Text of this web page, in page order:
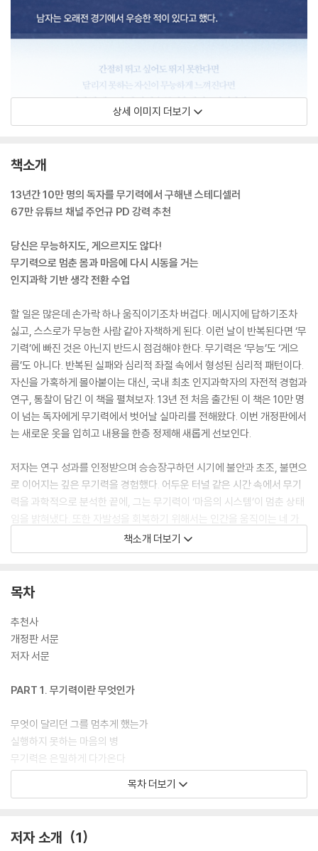
상세 이미지 더보기
책소개
13년간 10만 명의 독자를 무기력에서 구해낸 스테디셀러
67만 유튜브 채널 주언규 PD 강력 추천
당신은 무능하지도, 게으르지도 않다!
무기력으로 멈춘 몸과 마음에 다시 시동을 거는
인지과학 기반 생각 전환 수업
할 일은 많은데 손가락 하나 움직이기조차 버겁다. 메시지에 답하기조차
싫고, 스스로가 무능한 사람 같아 자책하게 된다. 이런 날이 반복된다면 ‘무
기력’에 빠진 것은 아닌지 반드시 점검해야 한다. 무기력은 ‘무능’도 ‘게으
름’도 아니다. 반복된 실패와 심리적 좌절 속에서 형성된 심리적 패턴이다.
자신을 가혹하게 몰아붙이는 대신, 국내 최초 인지과학자의 자전적 경험과
연구, 통찰이 담긴 이 책을 펼쳐보자. 13년 전 처음 출간된 이 책은 10만 명
이 넘는 독자에게 무기력에서 벗어날 실마리를 전해왔다. 이번 개정판에서
는 새로운 옷을 입히고 내용을 한층 정제해 새롭게 선보인다.
저자는 연구 성과를 인정받으며 승승장구하던 시기에 불안과 초조, 불면으
로 이어지는 깊은 무기력을 경험했다. 어두운 터널 같은 시간 속에서 무기
력을 과학적으로 분석한 끝에, 그는 무기력이 ‘마음의 시스템’이 멈춘 상태
임을 밝혀냈다. 또한 자발성을 회복하기 위해서는 인간을 움직이는 네 가
지 핵심 요소인 동기, 인지, 정서, 행동을 함께 전환해야 한다는 결론에 도
달했다.
저자는 이 책을 통해 이러한 ‘통합적 마음 전환’의 원리를 인간 마음의 작동
는 전환의 기술을 구체적으로 제시한다. 그의 안내를 따라가다 보면 무기
력에서 벗어날 실마리를 발견하게 된다. 스스로에게 가혹하지 마라. 무기
력은 당신의 본질이 아니다. 이 책과 함께라면 멈춘 마음의 엔진에 다시 시
책소개 더보기
목차
추천사
개정판 서문
저자 서문
PART 1. 무기력이란 무엇인가
무엇이 달리던 그를 멈추게 했는가
실행하지 못하는 마음의 병
무기력은 은밀하게 다가온다
살 것인가, 살아낼 것인가
목차 더보기
저자 소개 1